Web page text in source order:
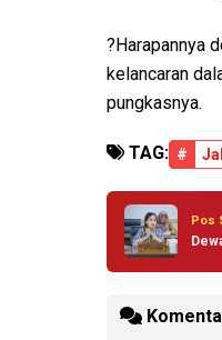
?Harapannya
kelancaran
pungkasnya.
TAG: #
Pos